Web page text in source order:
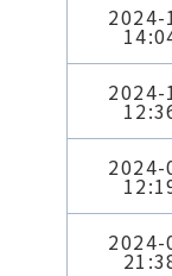
2024-
2024-
2024-
2024-